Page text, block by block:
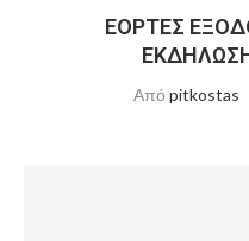
ΕΟΡΤΕΣ
Από pitkostas